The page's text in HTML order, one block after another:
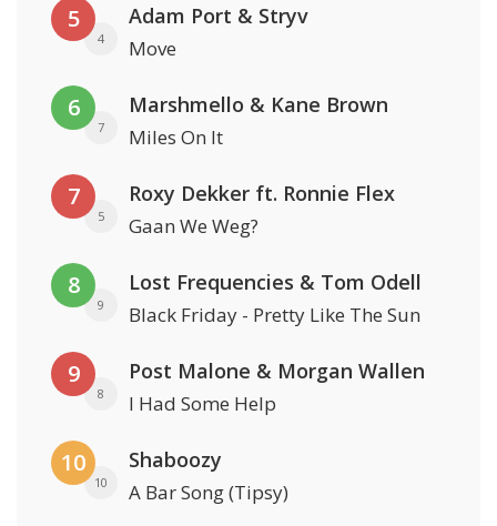
5
4
Adam Port & Stryv
Move
6
7
Marshmello & Kane Brown
Miles On It
7
5
Roxy Dekker ft. Ronnie Flex
Gaan We Weg?
8
9
Lost Frequencies & Tom Odell
Black Friday - Pretty Like The Sun
9
8
Post Malone & Morgan Wallen
I Had Some Help
10
10
Shaboozy
A Bar Song (Tipsy)